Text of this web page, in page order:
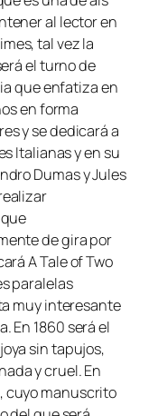
al lector en
, tal vez la
el turno de
que enfatiza en
en forma
y se dedicará a
Italianasy en su
Dumas y Jules
de gira por
A Tale of Two
paralelas
muy interesante
En 1860 será el
sin tapujos,
y cruel. En
, cuyo manuscrito